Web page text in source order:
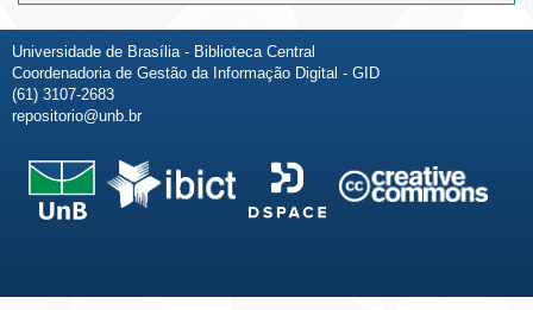
Universidade de Brasília - Biblioteca Central
Coordenadoria de Gestão da Informação Digital - GID
(61) 3107-2683
repositorio@unb.br